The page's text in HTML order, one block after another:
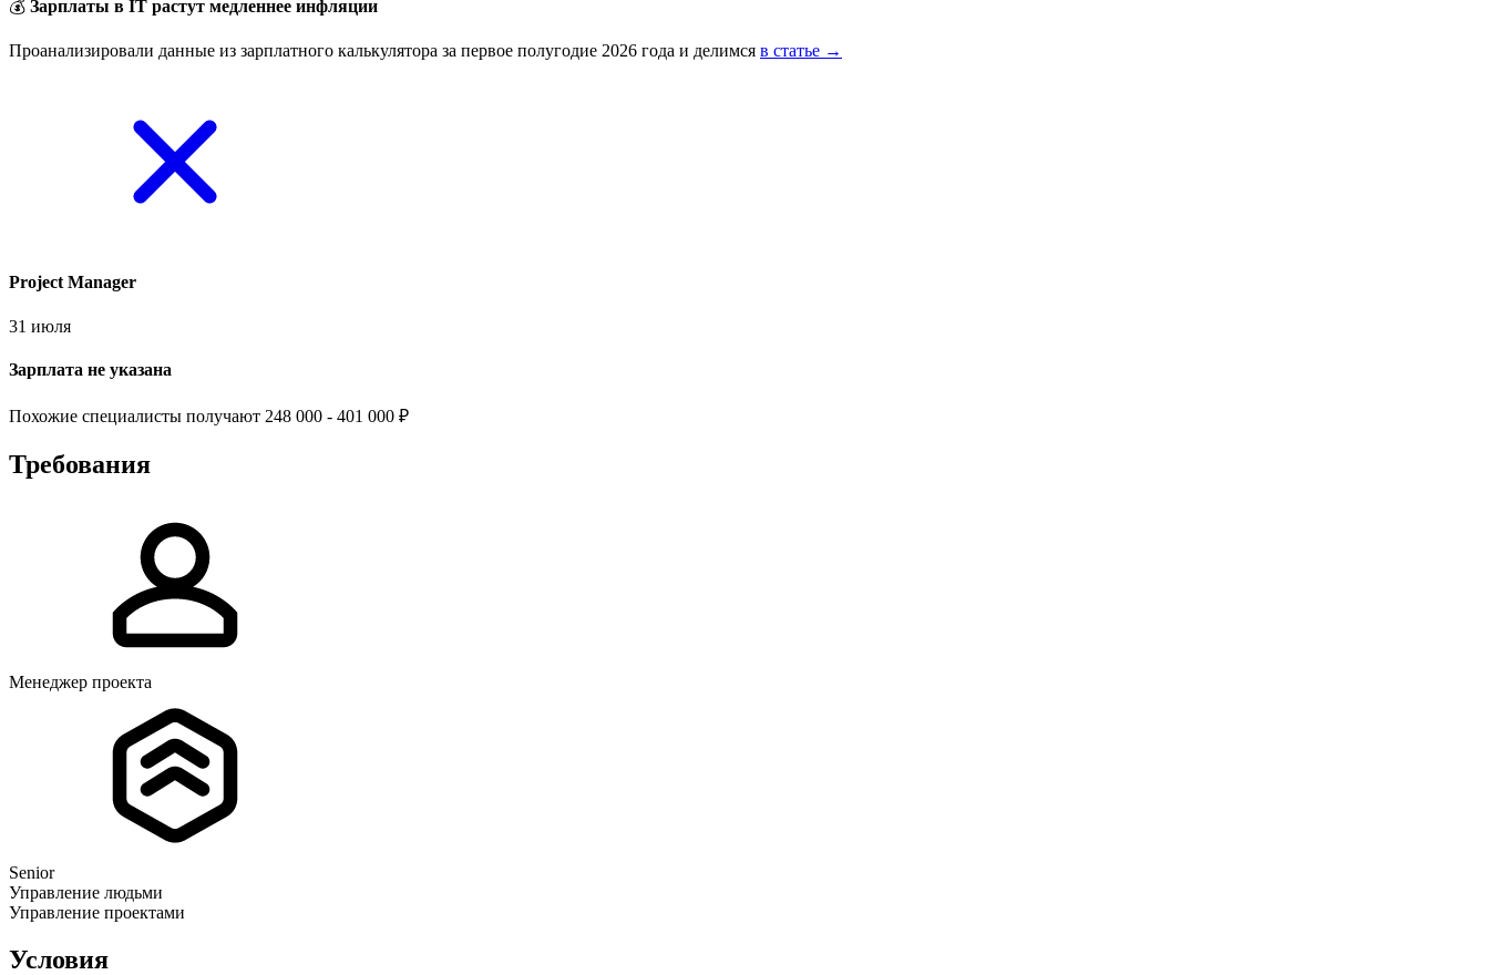
💰 Зарплаты в IT растут медленнее инфляции
Проанализировали данные из зарплатного калькулятора за первое полугодие 2026 года и делимся в статье →
Project Manager
31 июля
Зарплата не указана
Похожие специалисты получают 248 000 - 401 000 ₽
Требования
Менеджер проекта
Senior
Управление людьми
Управление проектами
Условия